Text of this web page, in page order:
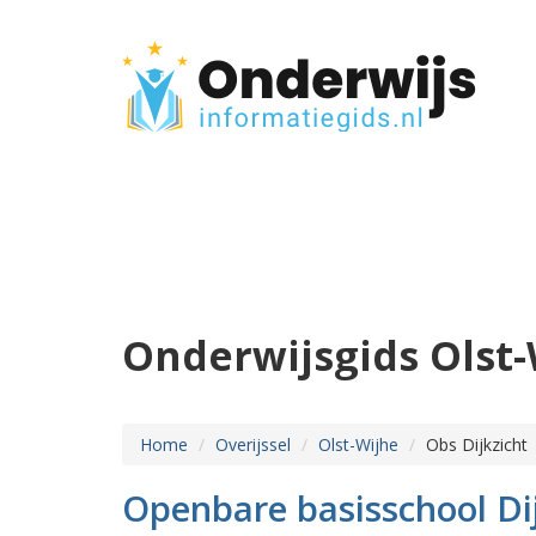
Onderwijsgids
Home Overijssel Olst-Wijhe Obs Dijkzicht
Openbare basisschool